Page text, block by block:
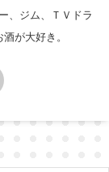
、ジム、ＴＶドラ
が大好き。